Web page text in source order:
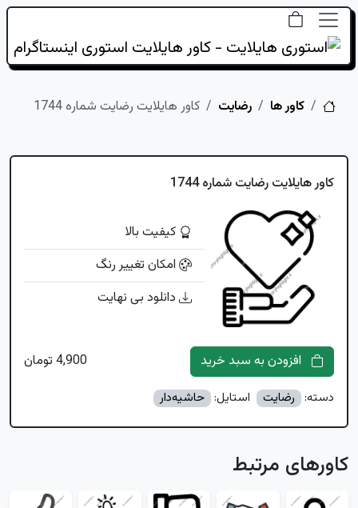
خانهکاور ها رضایت کاور هایلایت رضایت شماره 1744
کاور هایلایت رضایت شماره 1744
کیفیت بالا
امکان تغییر رنگ
دانلود بی نهایت
4,900 تومان
دسته: رضایت استایل: حاشیه‌دار
کاورهای مرتبط